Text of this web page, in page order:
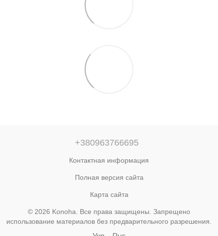
+380963766695
Контактная информация
Полная версия сайта
Карта сайта
© 2026 Konoha. Все права защищены. Запрещено
использование материалов без предварительного разрешения.